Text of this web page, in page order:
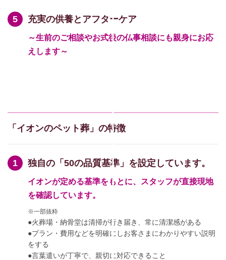
充実の供養とアフターケア
～生前のご相談やお式後の仏事相談にも親身にお応
えします～
「イオンのペット葬」の特徴
独自の「50の品質基準」を設定しています。
イオンが定める基準をもとに、スタッフが直接現地
を確認しています。
※一部抜粋
●火葬場・納骨堂は清掃が行き届き、常に清潔感がある
●プラン・費用などを明確にしお客さまにわかりやすい説明
をする
●言葉遣いが丁寧で、親切に対応できること